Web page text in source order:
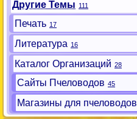
Другие Темы 111
Печать 17
Литература 16
Каталог Организаций 28
Сайты Пчеловодов 45
Магазины для пчеловодов